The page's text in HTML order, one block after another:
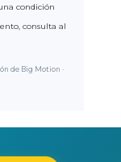
condición
consulta al
de Big Motion ·